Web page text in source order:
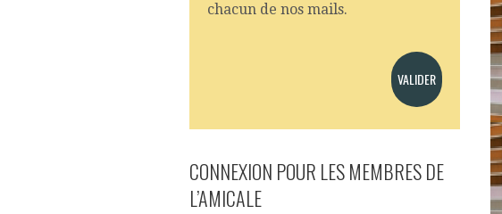
chacun de nos mails.
CONNEXION POUR LES MEMBRES DE
L’AMICALE